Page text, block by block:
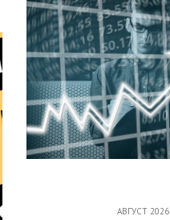
АВГУСТ 2026